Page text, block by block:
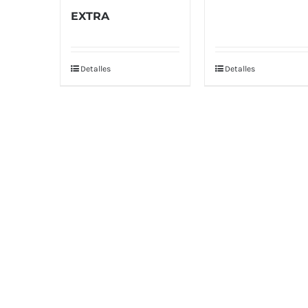
EXTRA
Detalles Detalles